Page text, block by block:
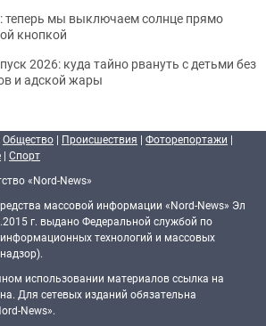
теперь мы выключаем солнце прямо
кнопкой
2026: куда тайно рвануть с детьми без
и адской жары
Общество | Происшествия | Фоторепортажи |
| Спорт
«Nord-News»
массовой информации «Nord-News» Эл
г. выдано Федеральной службой по
информационных технологий и массовых
использовании материалов ссылка на
Для сетевых изданий обязательна
News».